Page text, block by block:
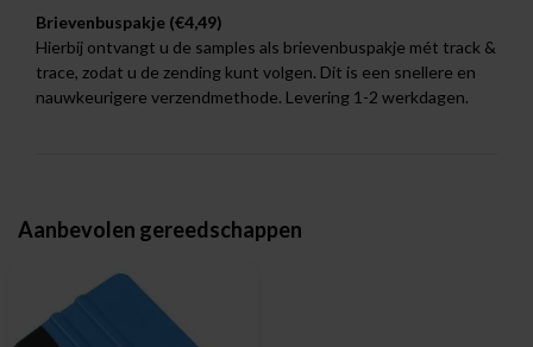
Brievenbuspakje (€4,49)
Hierbij ontvangt u de samples als brievenbuspakje mét track &
trace, zodat u de zending kunt volgen. Dit is een snellere en
nauwkeurigere verzendmethode. Levering 1-2 werkdagen.
Aanbevolen gereedschappen